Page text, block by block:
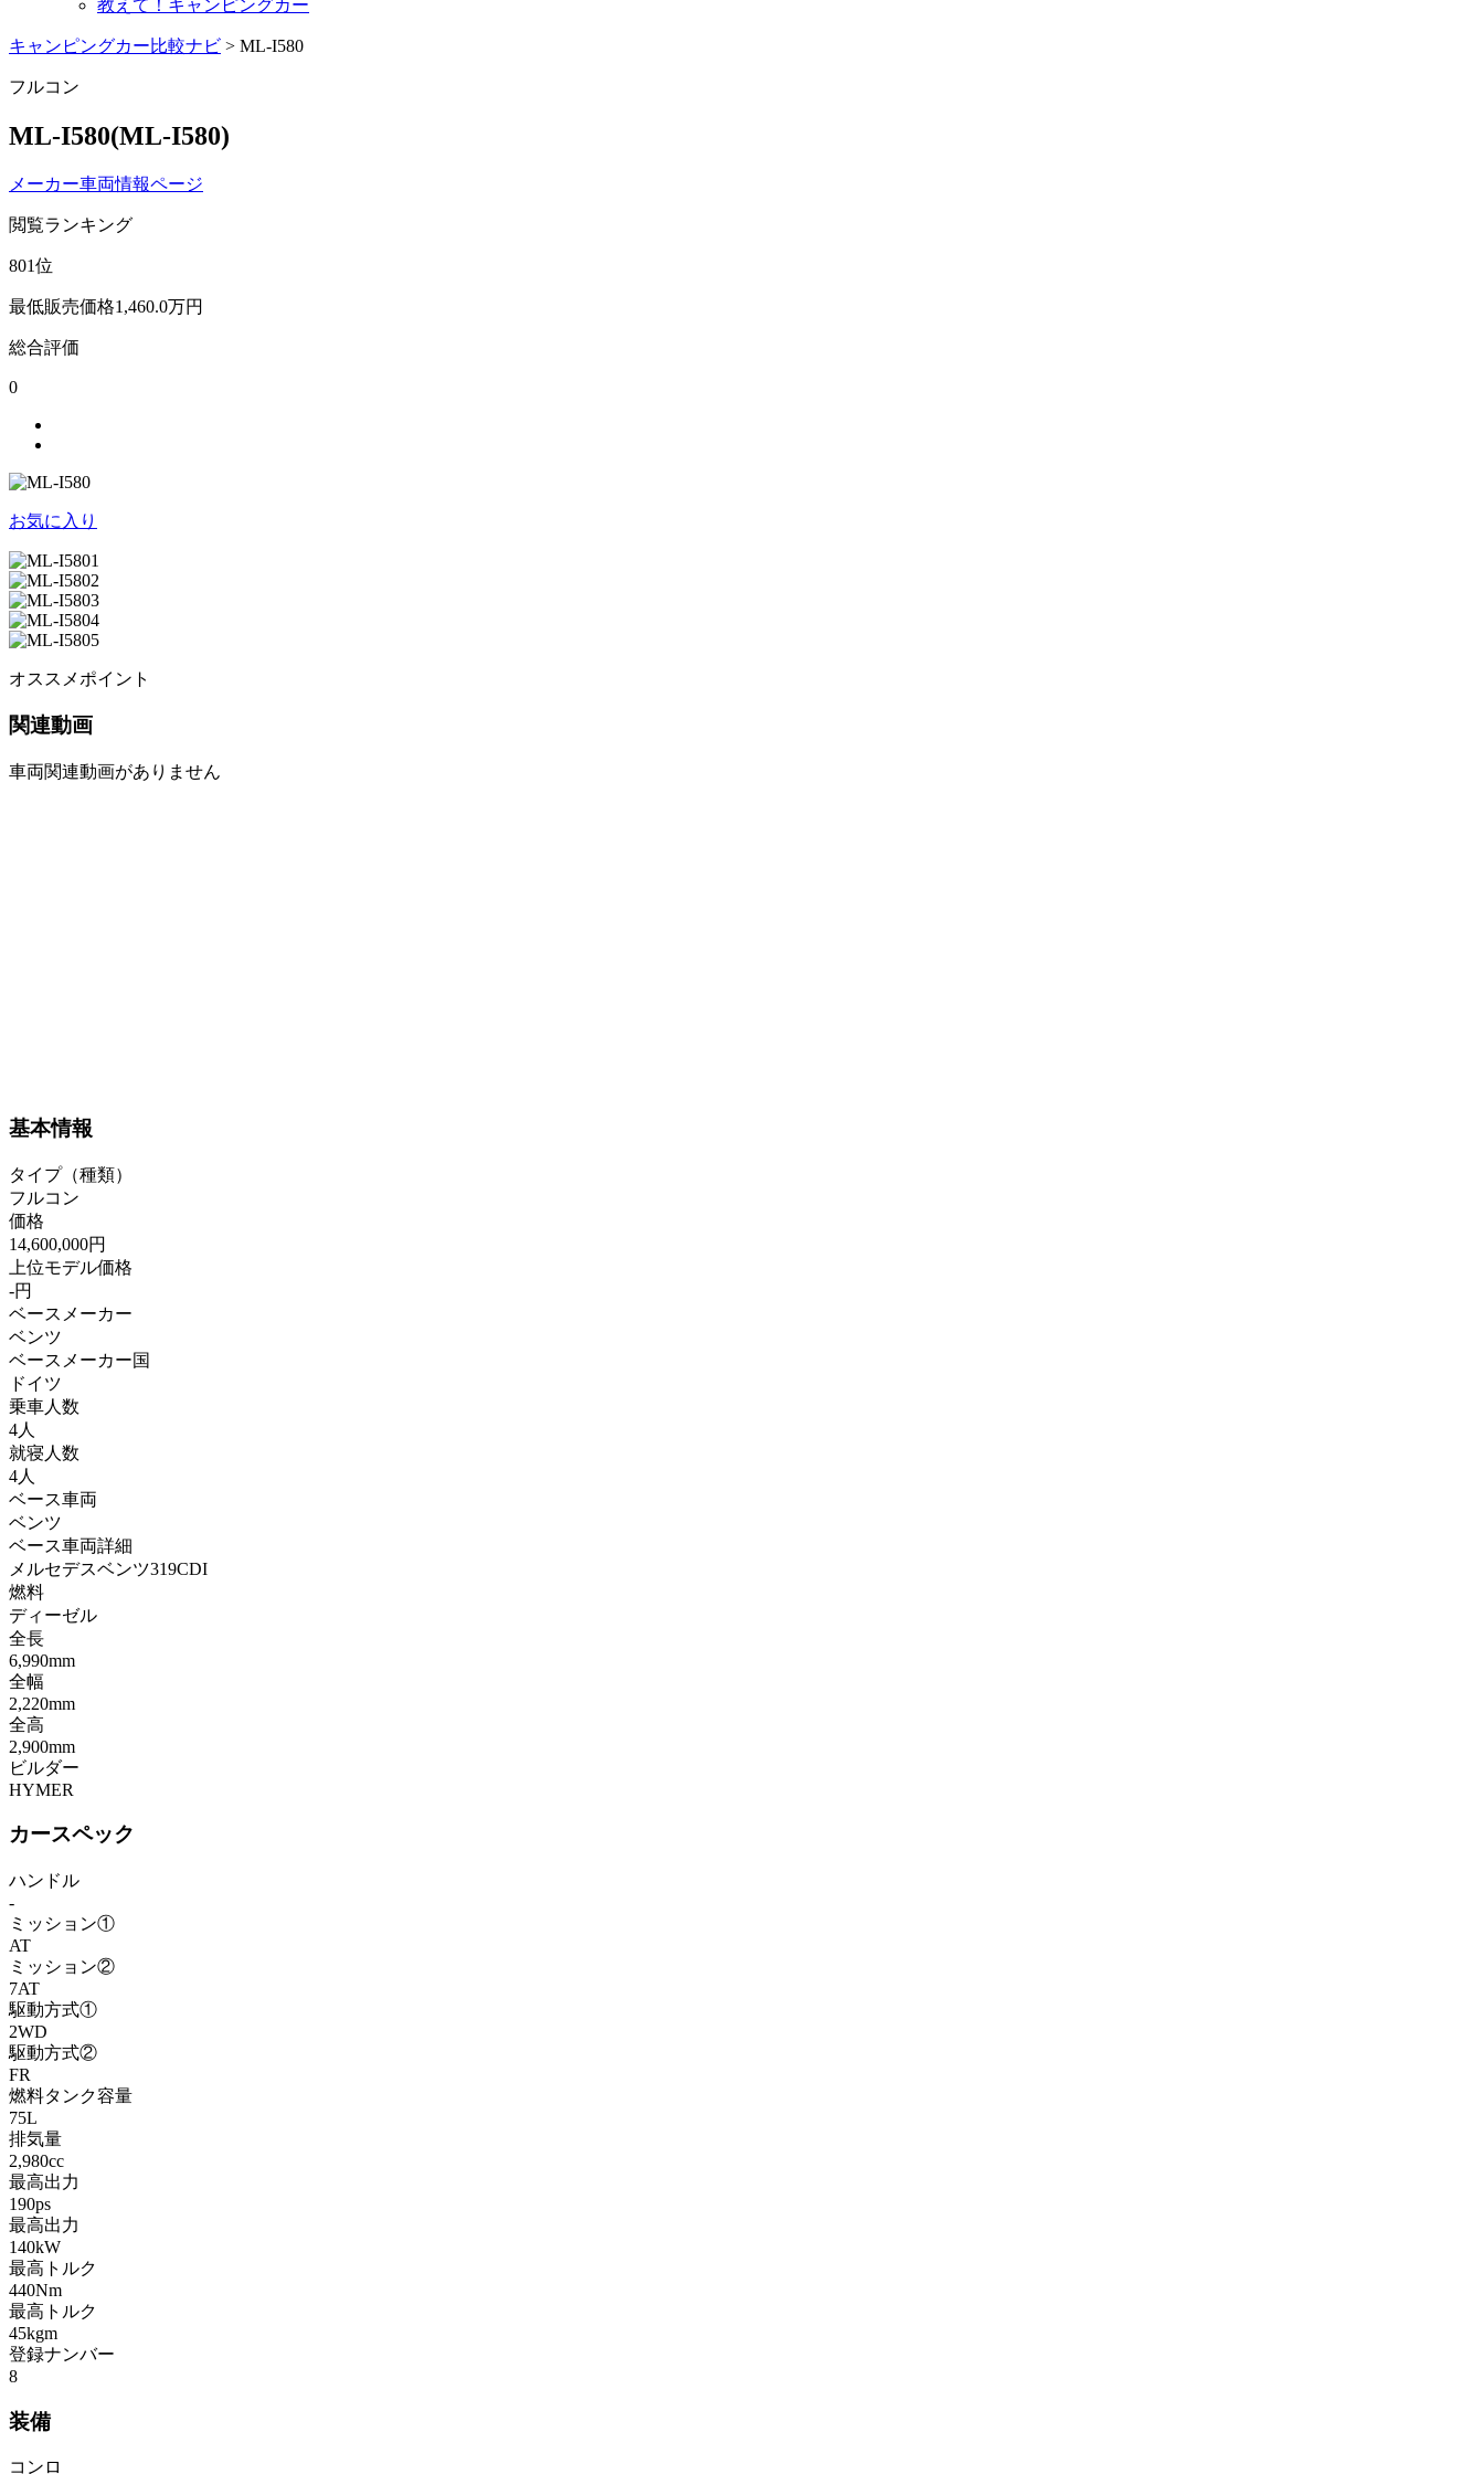
教えて！キャンピングカー
キャンピングカー比較ナビ > ML-I580
フルコン
ML-I580(ML-I580)
メーカー車両情報ページ
閲覧ランキング
801位
最低販売価格1,460.0万円
総合評価
0
お気に入り
オススメポイント
関連動画
車両関連動画がありません
基本情報
タイプ（種類）
フルコン
価格
14,600,000円
上位モデル価格
-円
ベースメーカー
ベンツ
ベースメーカー国
ドイツ
乗車人数
4人
就寝人数
4人
ベース車両
ベンツ
ベース車両詳細
メルセデスベンツ319CDI
燃料
ディーゼル
全長
6,990mm
全幅
2,220mm
全高
2,900mm
ビルダー
HYMER
カースペック
ハンドル
-
ミッション①
AT
ミッション②
7AT
駆動方式①
2WD
駆動方式②
FR
燃料タンク容量
75L
排気量
2,980cc
最高出力
190ps
最高出力
140kW
最高トルク
440Nm
最高トルク
45kgm
登録ナンバー
8
装備
コンロ